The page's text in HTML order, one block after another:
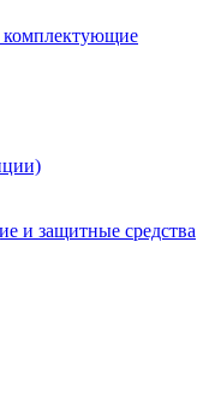
комплектующие
и защитные средства